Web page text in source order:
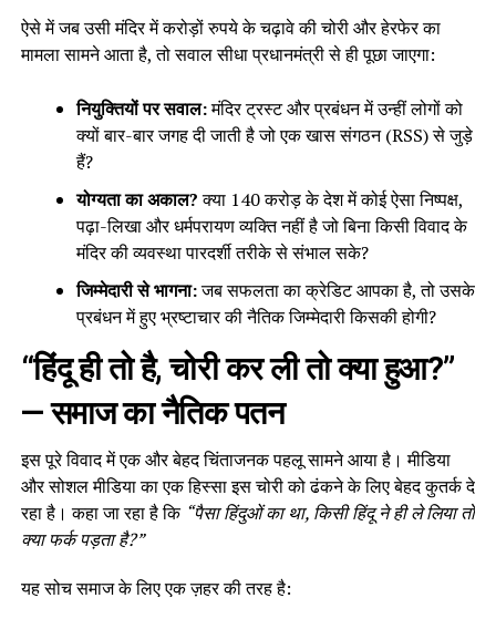
ऐसे में जब उसी मंदिर में करोड़ों रुपये के चढ़ावे की चोरी और हेरफेर का
मामला सामने आता है, तो सवाल सीधा प्रधानमंत्री से ही पूछा जाएगा:
नियुक्तियों पर सवाल:मंदिर ट्रस्ट और प्रबंधन में उन्हीं लोगों को
क्यों बार-बार जगह दी जाती है जो एक खास संगठन (RSS) से जुड़े
हैं?
योग्यता का अकाल?क्या 140 करोड़ के देश में कोई ऐसा निष्पक्ष,
पढ़ा-लिखा और धर्मपरायण व्यक्ति नहीं है जो बिना किसी विवाद के
मंदिर की व्यवस्था पारदर्शी तरीके से संभाल सके?
जिम्मेदारी से भागना:जब सफलता का क्रेडिट आपका है, तो उसके
प्रबंधन में हुए भ्रष्टाचार की नैतिक जिम्मेदारी किसकी होगी?
“हिंदू ही तो है, चोरी कर ली तो क्या हुआ?”
— समाज का नैतिक पतन
इस पूरे विवाद में एक और बेहद चिंताजनक पहलू सामने आया है। मीडिया
और सोशल मीडिया का एक हिस्सा इस चोरी को ढंकने के लिए बेहद कुतर्क दे
रहा है। कहा जा रहा है कि “पैसा हिंदुओं का था, किसी हिंदू ने ही ले लिया तो
क्या फर्क पड़ता है?”
यह सोच समाज के लिए एक ज़हर की तरह है: